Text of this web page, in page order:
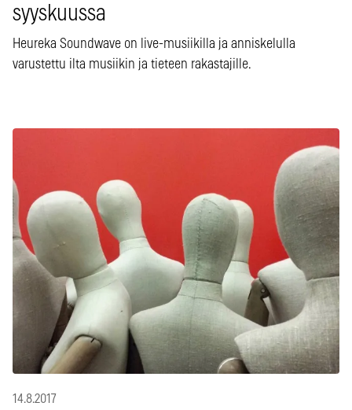
syyskuussa
Heureka Soundwave on live-musiikilla ja anniskelulla
varustettu ilta musiikin ja tieteen rakastajille.
14.8.2017